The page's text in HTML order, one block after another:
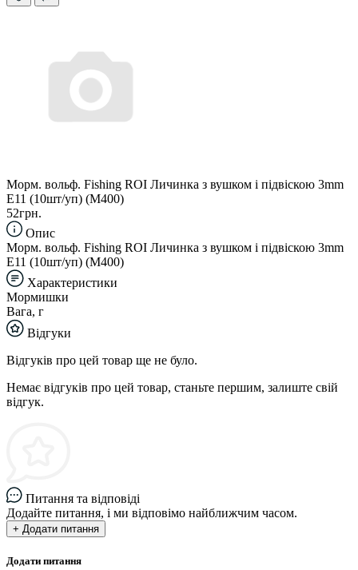
Морм. вольф. Fishing ROI Личинка з вушком і підвіскою 3mm
E11 (10шт/уп) (M400)
52грн.
Опис
Морм. вольф. Fishing ROI Личинка з вушком і підвіскою 3mm
E11 (10шт/уп) (M400)
Характеристики
Мормишки
Вага, г
Відгуки
Відгуків про цей товар ще не було.
Немає відгуків про цей товар, станьте першим, залиште свій
відгук.
Питання та відповіді
Додайте питання, і ми відповімо найближчим часом.
+ Додати питання
Додати питання